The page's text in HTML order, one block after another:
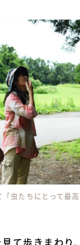
虫たちにとって最
て歩きまわり